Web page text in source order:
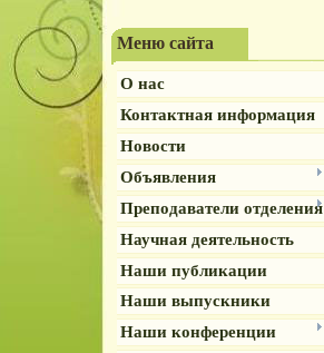
Меню сайта
О нас
Контактная информация
Новости
Объявления
Преподаватели отделения
Научная деятельность
Наши публикации
Наши выпускники
Наши конференции